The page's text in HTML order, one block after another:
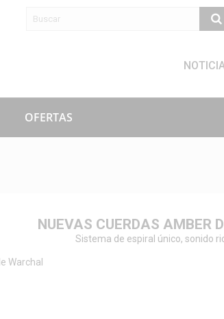
OFERTAS
NUEVAS CUERDAS AMBER
Sistema de espiral único, sonido